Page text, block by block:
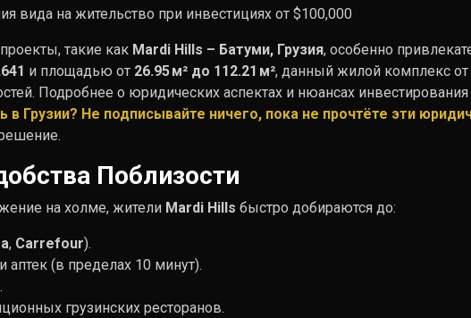
вида на жительство при инвестициях от $100,000
такие как Mardi Hills – Батуми, Грузия, особенно
и площадью от 26.95 м² до 112.21 м², данный жилой комплекс от
Подробнее о юридических аспектах и нюансах
Грузии? Не подписывайте ничего, пока не прочтёте эти
Поблизости
на холме, жители Mardi Hills быстро добираются до:
, Carrefour).
аптек (в пределах 10 минут).
грузинских ресторанов.